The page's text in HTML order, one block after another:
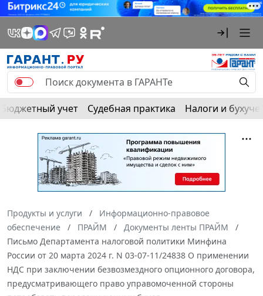
Бюджетный учет Судебная практика Налоги и
Продукты и услуги
Информационно-правовое
обеспечение
ПРАЙМ
Документы ленты ПРАЙМ
Письмо Департамента налоговой политики Минфина
России от 20 марта 2024 г. N 03-07-11/24838 О применении
НДС при заключении безвозмездного опционного договора,
предусматривающего право управомоченной стороны